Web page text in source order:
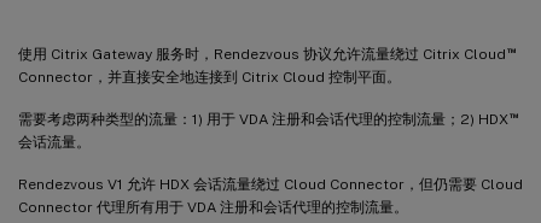
使用 Citrix Gateway 服务时，Rendezvous 协议允许流量绕过 Citrix Cloud ™
Connector，并直接安全地连接到 Citrix Cloud 控制平面。
需要考虑两种类型的流量：1) 用于 VDA 注册和会话代理的控制流量；2) HDX ™
会话流量。
Rendezvous V1 允许 HDX 会话流量绕过 Cloud Connector，但仍需要 Cloud
Connector 代理所有用于 VDA 注册和会话代理的控制流量。